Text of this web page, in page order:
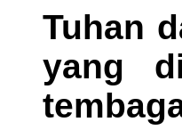
Tuhan
yang